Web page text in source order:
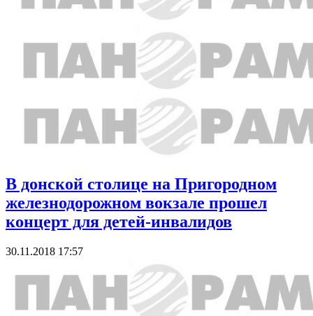
В донской столице на Пригородном
железнодорожном вокзале прошел
концерт для детей-инвалидов
30.11.2018 17:57